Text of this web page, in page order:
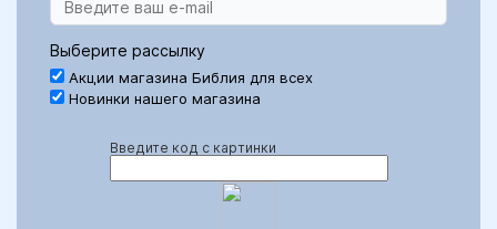
Выберите рассылку
Акции магазина Библия для всех
Новинки нашего магазина
Введите код с картинки